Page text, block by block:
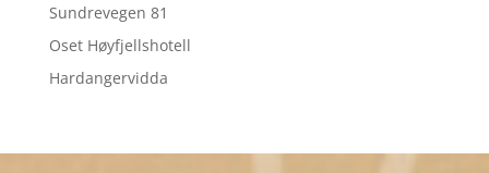
Sundrevegen 81
Oset Høyfjellshotell
Hardangervidda